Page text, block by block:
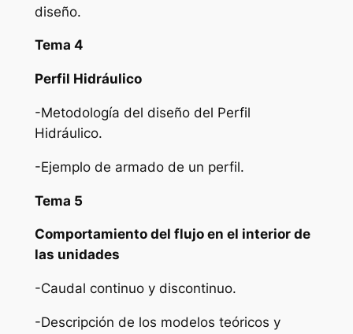
diseño.
Tema 4
Perfil Hidráulico
-Metodología del diseño del Perfil
Hidráulico.
-Ejemplo de armado de un perfil.
Tema 5
Comportamiento del flujo en el interior de
las unidades
-Caudal continuo y discontinuo.
-Descripción de los modelos teóricos y